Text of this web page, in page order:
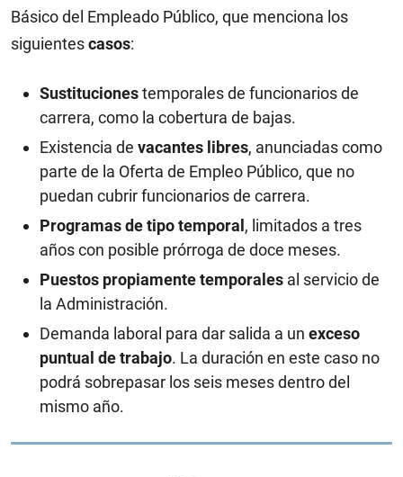
Básico del Empleado Público, que menciona los
siguientescasos:
Sustitucionestemporales de funcionarios de
carrera, como la cobertura de bajas.
Existencia de vacantes libres, anunciadas como
parte de la Oferta de Empleo Público, que no
puedan cubrir funcionarios de carrera.
Programas de tipo temporal, limitados a tres
años con posible prórroga de doce meses.
Puestos propiamente temporales al servicio de
la Administración.
Demanda laboral para dar salida a un exceso
puntual de trabajo. La duración en este caso no
podrá sobrepasar los seis meses dentro del
mismo año.